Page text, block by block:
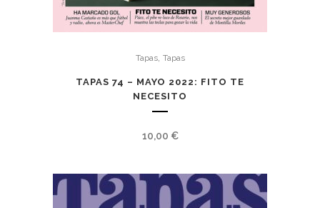
Tapas, Tapas
TAPAS 74 – MAYO 2022: FITO TE
NECESITO
10,00 €